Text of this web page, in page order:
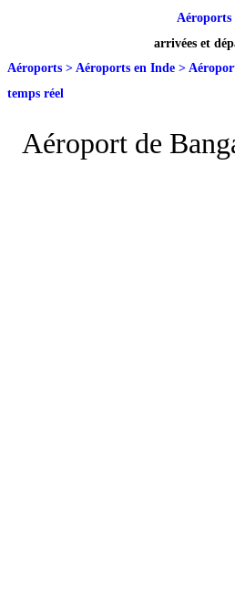
Aéroports
arrivées et
Aéroports > Aéroports en Inde >
temps réel
Aéroport de